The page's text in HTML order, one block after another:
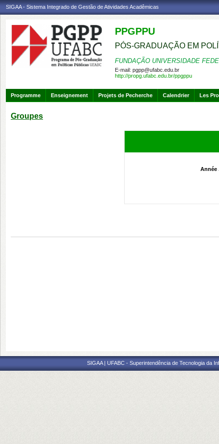
SIGAA - Sistema Integrado de Gestão de Atividades Acadêmicas
PPGPPU
PÓS-GRADUAÇÃO EM
FUNDAÇÃO UNIVERSIDADE
E-mail: pgpp@ufabc.edu.br
http://propg.ufabc.edu.br/ppgppu
Programme Enseignement Projets de Pecherche Calendrier Les
Groupes
Année
SIGAA | UFABC - Superintendência de Tecnologia da